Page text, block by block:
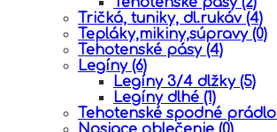
Tričká, tuniky, dl.rukáv (4)
Tepláky,mikiny,súpravy (0)
Tehotenské pásy (4)
Legíny (6)
Legíny 3/4 dlžky (5)
Legíny dlhé (1)
Tehotenské spodné prádlo